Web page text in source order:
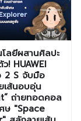
โลยีผสานศิลปะ
! HUAWEI
2 S จับมือ
เส้นอบอุ่น
ถ่ายทอดคอล
ษ "Space